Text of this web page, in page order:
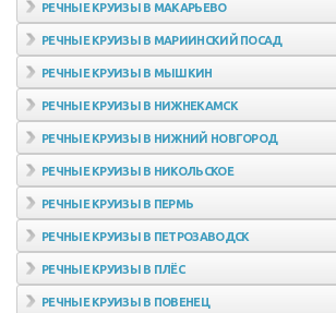
РЕЧНЫЕ КРУИЗЫ В МАКАРЬЕВО
РЕЧНЫЕ КРУИЗЫ В МАРИИНСКИЙ ПОСАД
РЕЧНЫЕ КРУИЗЫ В МЫШКИН
РЕЧНЫЕ КРУИЗЫ В НИЖНЕКАМСК
РЕЧНЫЕ КРУИЗЫ В НИЖНИЙ НОВГОРОД
РЕЧНЫЕ КРУИЗЫ В НИКОЛЬСКОЕ
РЕЧНЫЕ КРУИЗЫ В ПЕРМЬ
РЕЧНЫЕ КРУИЗЫ В ПЕТРОЗАВОДСК
РЕЧНЫЕ КРУИЗЫ В ПЛЁС
РЕЧНЫЕ КРУИЗЫ В ПОВЕНЕЦ